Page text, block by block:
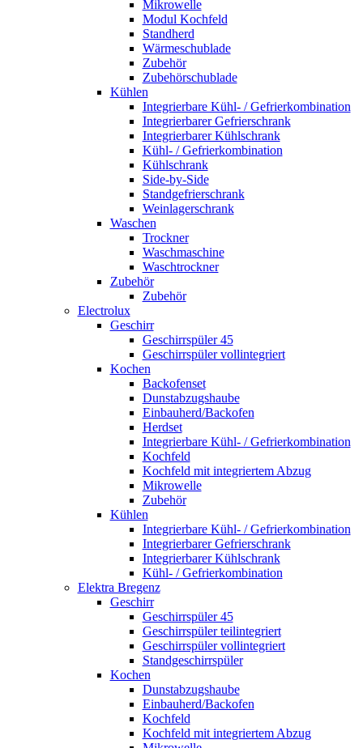
Mikrowelle
Modul Kochfeld
Standherd
Wärmeschublade
Zubehör
Zubehörschublade
Kühlen
Integrierbare Kühl- / Gefrierkombination
Integrierbarer Gefrierschrank
Integrierbarer Kühlschrank
Kühl- / Gefrierkombination
Kühlschrank
Side-by-Side
Standgefrierschrank
Weinlagerschrank
Waschen
Trockner
Waschmaschine
Waschtrockner
Zubehör
Zubehör
Electrolux
Geschirr
Geschirrspüler 45
Geschirrspüler vollintegriert
Kochen
Backofenset
Dunstabzugshaube
Einbauherd/Backofen
Herdset
Integrierbare Kühl- / Gefrierkombination
Kochfeld
Kochfeld mit integriertem Abzug
Mikrowelle
Zubehör
Kühlen
Integrierbare Kühl- / Gefrierkombination
Integrierbarer Gefrierschrank
Integrierbarer Kühlschrank
Kühl- / Gefrierkombination
Elektra Bregenz
Geschirr
Geschirrspüler 45
Geschirrspüler teilintegriert
Geschirrspüler vollintegriert
Standgeschirrspüler
Kochen
Dunstabzugshaube
Einbauherd/Backofen
Kochfeld
Kochfeld mit integriertem Abzug